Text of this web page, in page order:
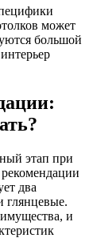
может
большой
этап при
два
глянцевые.
и